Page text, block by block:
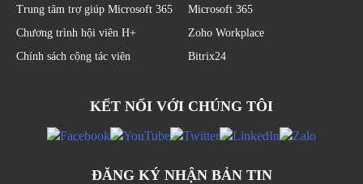
Trung tâm trợ giúp Microsoft 365
Chương trình hội viên H+
Chính sách cộng tác viên
Microsoft 365
Zoho Workplace
Bitrix24
KẾT NỐI VỚI CHÚNG TÔI
ĐĂNG KÝ NHẬN BẢN TIN